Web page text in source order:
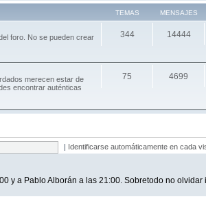
TEMAS MENSAJES
foro. No se pueden crear
344 14444
merecen estar de
encontrar auténticas
75 4699
| Identificarse automáticamente en cada